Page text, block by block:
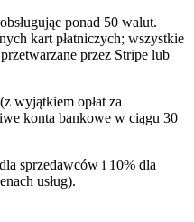
ponad 50 walut.
kart płatniczych; wszystkie
przez Stripe lub
wyjątkiem opłat za
konta bankowe w ciągu 30
sprzedawców i 10% dla
usług).